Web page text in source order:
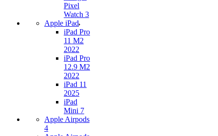
Pixel
Watch 3
Apple iPad
iPad Pro
11 M2
2022
iPad Pro
12.9 M2
2022
iPad 11
2025
iPad
Mini 7
Apple Airpods
4